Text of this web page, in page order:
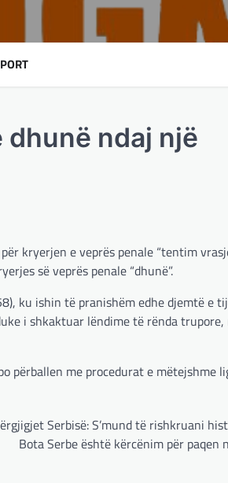
dhunë ndaj një
kryerjen e veprës penale “tentim
së veprës penale “dhunë”.
ku ishin të pranishëm edhe djemtë e
i shkaktuar lëndime të rënda trupore,
përballen me procedurat e mëtejshme
Serbisë: S’mund të rishkruani
Bota Serbe është kërcënim për paqen